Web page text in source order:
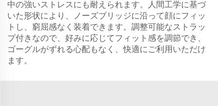
中の強いストレスにも耐えられます。人間工学に基づ
いた形状により、ノーズブリッジに沿って顔にフィッ
トし、窮屈感なく装着できます。調整可能なストラッ
プ付きなので、好みに応じてフィット感を調節でき、
ゴーグルがずれる心配もなく、快適にご利用いただけ
ます。